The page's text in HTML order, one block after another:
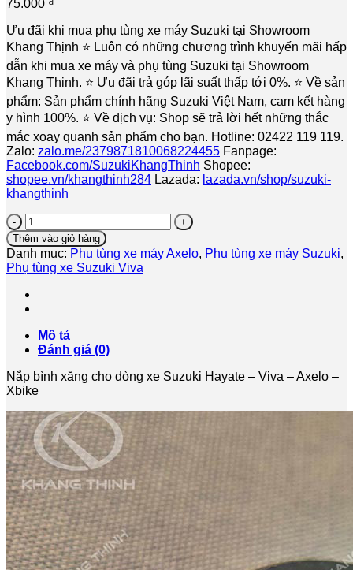
75.000 ₫
Ưu đãi khi mua phụ tùng xe máy Suzuki tại Showroom
Khang Thịnh ⭐️ Luôn có những chương trình khuyến mãi hấp
dẫn khi mua xe máy và phụ tùng Suzuki tại Showroom
Khang Thịnh. ⭐️ Ưu đãi trả góp lãi suất thấp tới 0%. ⭐️ Về sản
phẩm: Sản phẩm chính hãng Suzuki Việt Nam, cam kết hàng
y hình 100%. ⭐️ Về dịch vụ: Shop sẽ trả lời hết những thắc
mắc xoay quanh sản phẩm cho bạn. Hotline: 02422 119 119.
Zalo: zalo.me/2379871810068224455 Fanpage:
Facebook.com/SuzukiKhangThinh Shopee:
shopee.vn/khangthinh284 Lazada: lazada.vn/shop/suzuki-
khangthinh
Nắp
bình
xăng
Suzuki
Hayate
-
Viva
Axelo
-
số
lượng
Thêm vào giỏ hàng
Danh mục: Phụ tùng xe máy Axelo, Phụ tùng xe máy Suzuki,
Phụ tùng xe Suzuki Viva
Mô tả
Đánh giá (0)
Nắp bình xăng cho dòng xe Suzuki Hayate – Viva – Axelo –
Xbike